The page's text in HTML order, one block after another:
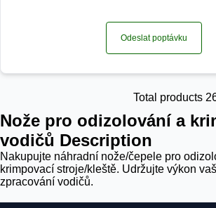
Odeslat poptávku
Total products
Nože pro odizolování a
vodičů Description
Nakupujte náhradní nože/čepele pro
krimpovací stroje/kleště. Udržujte výkon
zpracování vodičů.